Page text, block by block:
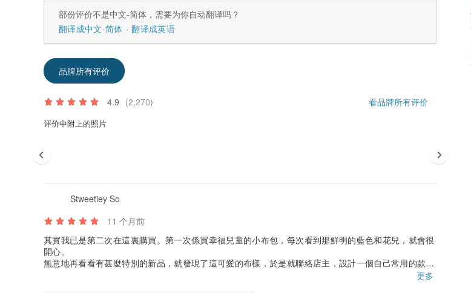
部份评价不是中文-简体，需要为你自动翻译吗？
翻译成中文-简体
翻译成英语
品牌所有评价
4.9 (2,270) 看品牌所有评价
评价中附上的照片
Stweetiey So
11 个月前
其實我已是第二次在這裏購買。第一次係買幸福兒童的小布包，每次看到那鮮明的藍色和花兒，就會很
開心。
無意地再看看有甚麼特別的新品，就發現了這可愛的布樣，於是就聯絡店主，設計一個自己常用的款
更多